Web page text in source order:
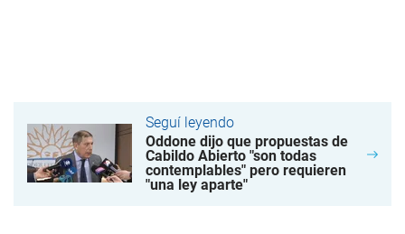
Seguí leyendo
Oddone dijo que propuestas de
Cabildo Abierto "son todas
contemplables" pero requieren
"una ley aparte"